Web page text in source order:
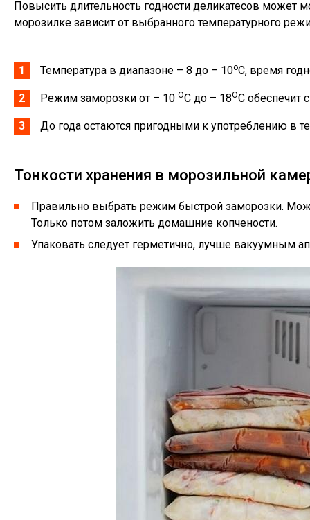
Повысить длительность годности деликатесов может
морозилке зависит от выбранного температурного
Температура в диапазоне – 8 до – 10оС, время
Режим заморозки от – 10 ОС до – 18ОС обеспечит
До года остаются пригодными к употреблению в
Тонкости хранения в морозильной
Правильно выбрать режим быстрой заморозки.
Только потом заложить домашние копчености.
Упаковать следует герметично, лучше вакуумным